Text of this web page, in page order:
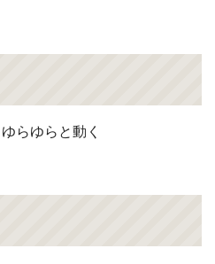
らゆらと動く